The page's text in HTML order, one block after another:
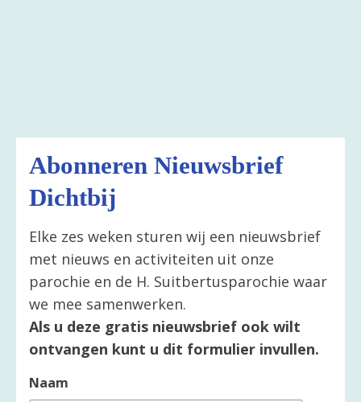
Abonneren Nieuwsbrief
Dichtbij
Elke zes weken sturen wij een nieuwsbrief
met nieuws en activiteiten uit onze
parochie en de H. Suitbertusparochie waar
we mee samenwerken.
Als u deze gratis nieuwsbrief ook wilt
ontvangen kunt u dit formulier invullen.
Naam